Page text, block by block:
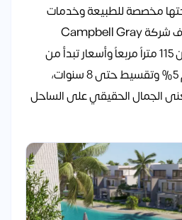
مساحتها مخصصة للطبيعة وخدمات
فندقية 5 نجوم تحت إشراف شركة Campbell Gray
العالمية بشاليهات تبدأ من 115 متراً مربعاً وأسعار تبدأ من
11,500,000 جنيه بمقدم 5% وتقسيط حتى 8 سنوات،
الجمال الحقيقي على الساحل